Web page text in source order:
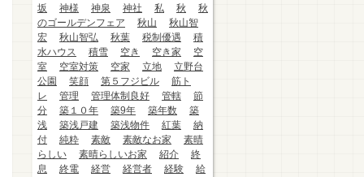
坂
神様 神泉 神社 私 秋
秋
のゴールデンフェア
秋山
秋山智
宏
秋山智弘 秋葉 税制優遇
積
水ハウス
積雪 空き 空き家
空
室
空室対策 空家 立地
立野台
公園
笑顔 第５フジビル
筋ト
レ
管理 管理体制良好 管轄
節
分
築１０年 築9年 築年数
築
浅
築浅戸建 築浅物件 紅葉
納
付
純粋 素敵 素敵なお家
素晴
らしい
素晴らしいお家 紹介
終
息
終電 経営 経営者 経験
給